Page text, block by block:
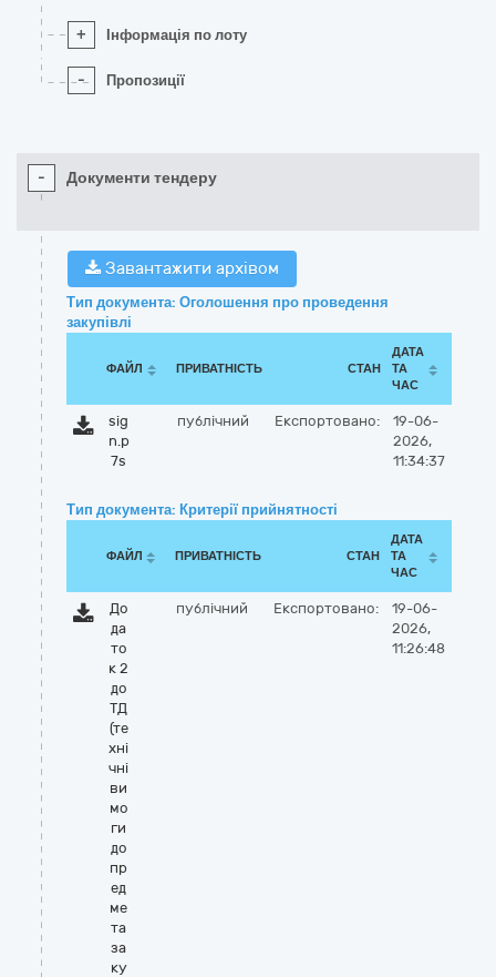
+ Інформація по лоту
- Пропозиції
- Документи тендеру
Завантажити архівом
Тип документа: Оголошення про проведення
закупівлі
ФАЙЛ ПРИВАТНІСТЬ СТАН
ДАТА
ТА
ЧАС
sig
n.p
7s
публічний Експортовано:
19-06-
2026,
11:34:37
Тип документа: Критерії прийнятності
ФАЙЛ ПРИВАТНІСТЬ СТАН
ДАТА
ТА
ЧАС
До
да
то
к 2
до
ТД
(те
хні
чні
ви
мо
ги
до
пр
ед
ме
та
за
ку
публічний Експортовано:
19-06-
2026,
11:26:48